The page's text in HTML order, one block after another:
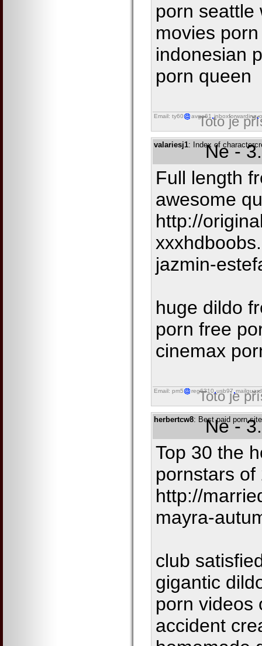
porn seattle
movies
indonesian
porn queen
Email: ty60 avgo61 inboxforwarding
Toto je
valariesj1: Index ofNe -
Full length
awesome
http://
jazmin-
huge dildo
porn free
cinemax
Email: pm5 reg6310 usb97
Toto je
herbertcw8: Best paid porn
Ne -
Top 30 the
pornstars
http://
mayra-
club
gigantic
porn videos
accident